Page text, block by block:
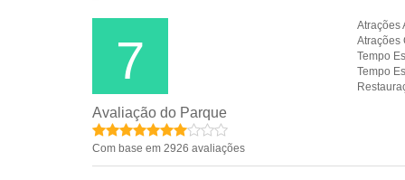
7
Avaliação do Parque
Com base em 2926 avaliações
Atrações
Atrações
Tempo
Tempo